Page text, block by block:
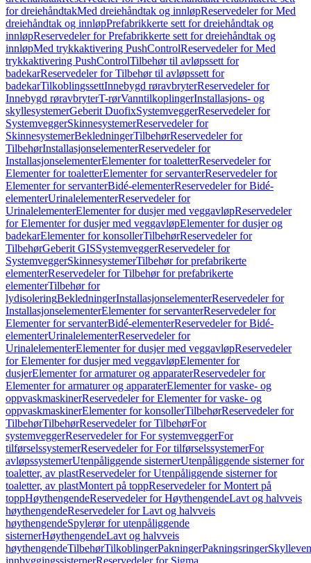
for dreiehåndtakMed dreiehåndtak og innløpReservedeler for Med
dreiehåndtak og innløpPrefabrikkerte sett for dreiehåndtak og
innløpReservedeler for Prefabrikkerte sett for dreiehåndtak og
innløpMed trykkaktivering PushControlReservedeler for Med
trykkaktivering PushControlTilbehør til avløpssett for
badekarReservedeler for Tilbehør til avløpssett for
badekarTilkoblingssettInnebygd røravbryterReservedeler for
Innebygd røravbryterT-rørVanntilkoplingerInstallasjons- og
skyllesystemerGeberit DuofixSystemveggerReservedeler for
SystemveggerSkinnesystemerReservedeler for
SkinnesystemerBekledningerTilbehørReservedeler for
TilbehørInstallasjonselementerReservedeler for
InstallasjonselementerElementer for toaletterReservedeler for
Elementer for toaletterElementer for servanterReservedeler for
Elementer for servanterBidé-elementerReservedeler for Bidé-
elementerUrinalelementerReservedeler for
UrinalelementerElementer for dusjer med veggavløpReservedeler
for Elementer for dusjer med veggavløpElementer for dusjer og
badekarElementer for konsollerTilbehørReservedeler for
TilbehørGeberit GISSystemveggerReservedeler for
SystemveggerSkinnesystemerTilbehør for prefabrikerte
elementerReservedeler for Tilbehør for prefabrikerte
elementerTilbehør for
lydisoleringBekledningerInstallasjonselementerReservedeler for
InstallasjonselementerElementer for servanterReservedeler for
Elementer for servanterBidé-elementerReservedeler for Bidé-
elementerUrinalelementerReservedeler for
UrinalelementerElementer for dusjer med veggavløpReservedeler
for Elementer for dusjer med veggavløpElementer for
dusjerElementer for armaturer og apparaterReservedeler for
Elementer for armaturer og apparaterElementer for vaske- og
oppvaskmaskinerReservedeler for Elementer for vaske- og
oppvaskmaskinerElementer for konsollerTilbehørReservedeler for
TilbehørTilbehørReservedeler for TilbehørFor
systemveggerReservedeler for For systemveggerFor
tilførselssystemerReservedeler for For tilførselssystemerFor
avløpssystemerUtenpåliggende sisternerUtenpåliggende sisterner for
toaletter, av plastReservedeler for Utenpåliggende sisterner for
toaletter, av plastMontert på toppReservedeler for Montert på
toppHøythengendeReservedeler for HøythengendeLavt og halvveis
høythengendeReservedeler for Lavt og halvveis
høythengendeSpylerør for utenpåliggende
sisternerHøythengendeLavt og halvveis
høythengendeTilbehørTilkoblingerPakningerPakningsringer
innbyggingssisternerReservedeler for Sigma